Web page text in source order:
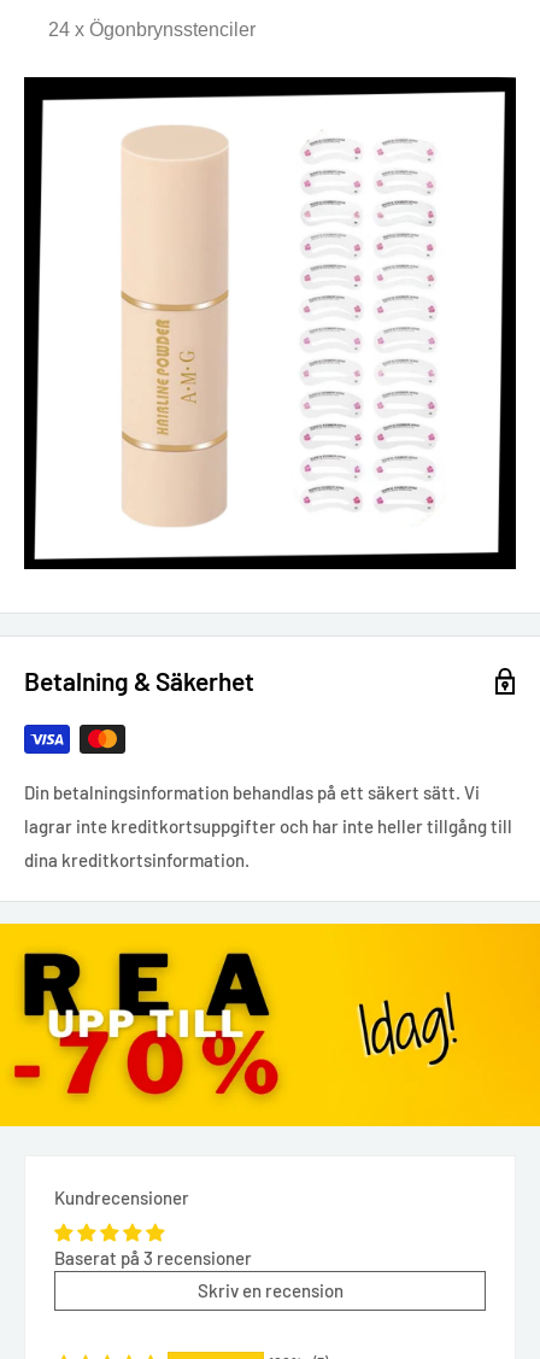
24 x Ögonbrynsstenciler
Betalning & Säkerhet
Din betalningsinformation behandlas på ett säkert sätt. Vi
lagrar inte kreditkortsuppgifter och har inte heller tillgång till
dina kreditkortsinformation.
Kundrecensioner
Baserat på 3 recensioner
Skriv en recension